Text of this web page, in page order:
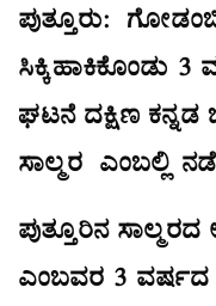
ಪುತ್ತೂರು: ಗೋಡಂಬಿ
ಸಿಕ್ಕಿಹಾಕಿಕೊಂಡು
ಘಟನೆ ದಕ್ಷಿಣ ಕನ್ನಡ
ಸಾಲ್ಮರ ಎಂಬಲ್ಲಿ
ಪುತ್ತೂರಿನ
ಎಂಬವರ 3